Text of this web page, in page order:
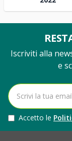
Iscriviti alla
e
Accetto le